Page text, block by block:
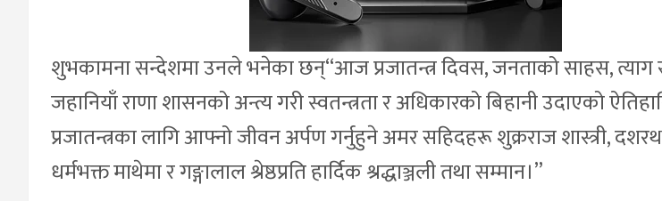
शुभकामना सन्देशमा उनले भनेका छन्“आज प्रजातन्त्र दिवस, जनताको साहस, त्याग
जहानियाँ राणा शासनको अन्त्य गरी स्वतन्त्रता र अधिकारको बिहानी उदाएको
प्रजातन्त्रका लागि आफ्नो जीवन अर्पण गर्नुहुने अमर सहिदहरू शुक्रराज शास्त्री,
धर्मभक्त माथेमा र गङ्गालाल श्रेष्ठप्रति हार्दिक श्रद्धाञ्जली तथा सम्मान।”